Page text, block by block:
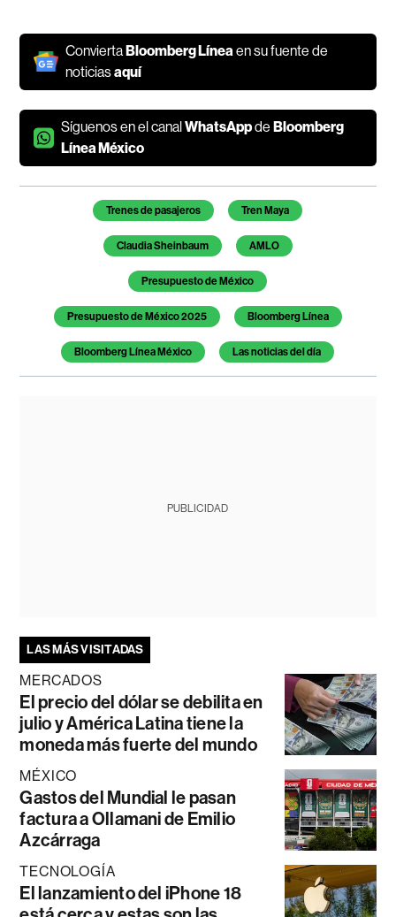
ConviertaBloomberg Línea en su fuente de
noticiasaquí
Síguenos en el canalWhatsAppdeBloomberg
Línea México
Temas de este artículo
Trenes de pasajeros Tren Maya
Claudia Sheinbaum AMLO
Presupuesto de México
Presupuesto de México 2025 Bloomberg Línea
Bloomberg Línea México Las noticias del día
PUBLICIDAD
LAS MÁS VISITADAS
MERCADOS
El precio del dólar se debilita en
julio y América Latina tiene la
moneda más fuerte del mundo
MÉXICO
Gastos del Mundial le pasan
factura a Ollamani de Emilio
Azcárraga
TECNOLOGÍA
El lanzamiento del iPhone 18